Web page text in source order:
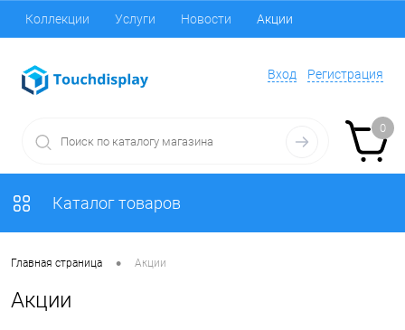
Коллекции Услуги Новости Акции
Вход Регистрация
0
Каталог товаров
Главная страница • Акции
Акции